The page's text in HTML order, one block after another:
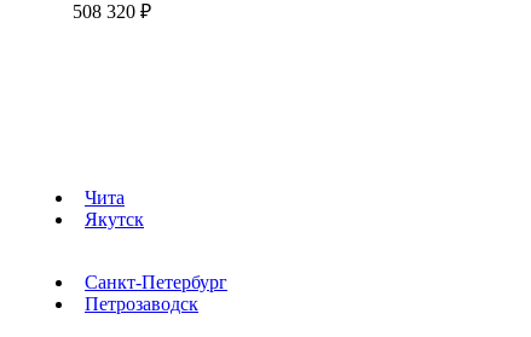
508 320 ₽
Чита
Якутск
Санкт-Петербург
Петрозаводск